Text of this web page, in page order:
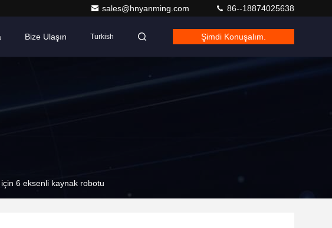
sales@hnyanming.com 86--18874025638
Bize Ulaşın Turkish Şimdi Konuşalım.
6 eksenli kaynak robotu